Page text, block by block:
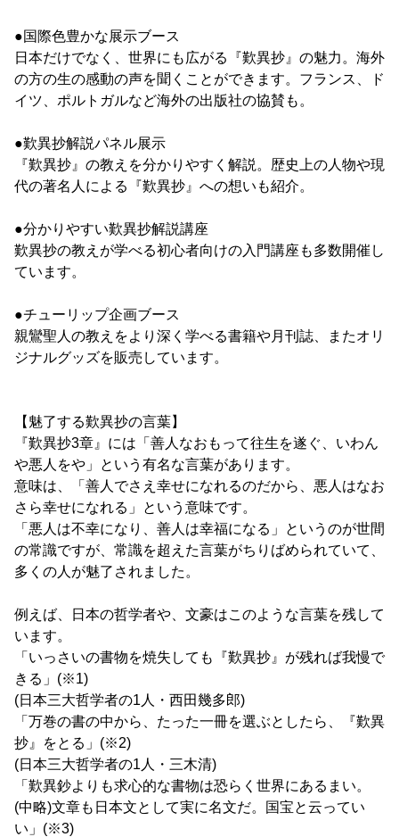
●国際色豊かな展示ブース
日本だけでなく、世界にも広がる『歎異抄』の魅力。海外
の方の生の感動の声を聞くことができます。フランス、ド
イツ、ポルトガルなど海外の出版社の協賛も。
●歎異抄解説パネル展示
『歎異抄』の教えを分かりやすく解説。歴史上の人物や現
代の著名人による『歎異抄』への想いも紹介。
●分かりやすい歎異抄解説講座
歎異抄の教えが学べる初心者向けの入門講座も多数開催し
ています。
●チューリップ企画ブース
親鸞聖人の教えをより深く学べる書籍や月刊誌、またオリ
ジナルグッズを販売しています。
【魅了する歎異抄の言葉】
『歎異抄3章』には「善人なおもって往生を遂ぐ、いわん
や悪人をや」という有名な言葉があります。
意味は、「善人でさえ幸せになれるのだから、悪人はなお
さら幸せになれる」という意味です。
「悪人は不幸になり、善人は幸福になる」というのが世間
の常識ですが、常識を超えた言葉がちりばめられていて、
多くの人が魅了されました。
例えば、日本の哲学者や、文豪はこのような言葉を残して
います。
「いっさいの書物を焼失しても『歎異抄』が残れば我慢で
きる」(※1)
(日本三大哲学者の1人・西田幾多郎)
「万巻の書の中から、たった一冊を選ぶとしたら、『歎異
抄』をとる」(※2)
(日本三大哲学者の1人・三木清)
「歎異鈔よりも求心的な書物は恐らく世界にあるまい。
(中略)文章も日本文として実に名文だ。国宝と云ってい
い」(※3)